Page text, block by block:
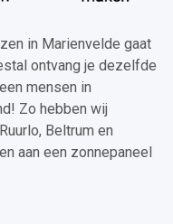
in Marienvelde gaat
ontvang je dezelfde
mensen in
Zo hebben wij
Beltrum en
aan een zonnepaneel